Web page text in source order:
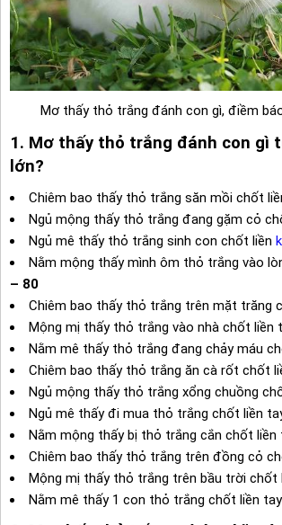
Mơ thấy thỏ trắng đánh con gì, điềm
1. Mơ thấy thỏ trắng đánh con gì
lớn?
Chiêm bao thấy thỏ trắng săn mồi chốt
Ngủ mộng thấy thỏ trắng đang gặm cỏ
Ngủ mê thấy thỏ trắng sinh con chốt liền
Nằm mộng thấy mình ôm thỏ trắng vào
– 80
Chiêm bao thấy thỏ trắng trên mặt trăng
Mộng mị thấy thỏ trắng vào nhà chốt liền
Nằm mê thấy thỏ trắng đang chảy máu
Chiêm bao thấy thỏ trắng ăn cà rốt chốt
Ngủ mộng thấy thỏ trắng xổng chuồng
Ngủ mê thấy đi mua thỏ trắng chốt liền
Nằm mộng thấy bị thỏ trắng cắn chốt liền
Chiêm bao thấy thỏ trắng trên đồng cỏ
Mộng mị thấy thỏ trắng trên bầu trời chốt
Nằm mê thấy 1 con thỏ trắng chốt liền tay